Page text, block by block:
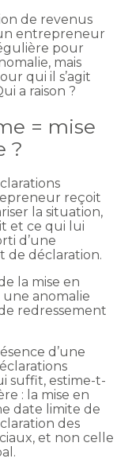
de revenus
entrepreneur
pour
mais
qui il s’agit
a raison ?
= mise
?
reçoit
la situation,
et ce qui lui
d’une
de déclaration.
la mise en
anomalie
redressement
d’une
suffit, estime-t-
: la mise en
date limite de
des
et non celle